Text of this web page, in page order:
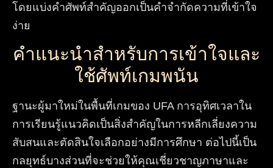
โดยแบ่งคำศัพท์สำคัญออกเป็นคำจำกัดความที่เข้าใจ
ง่าย
คำแนะนำสำหรับการเข้าใจและ
ใช้ศัพท์เกมพนัน
ฐานะผู้มาใหม่ในพื้นที่เกมของ UFA การอุทิศเวลาใน
การเรียนรู้แนวคิดเป็นสิ่งสำคัญในการหลีกเลี่ยงความ
สับสนและตัดสินใจเลือกอย่างมีการศึกษา ต่อไปนี้เป็น
กลยุทธ์บางส่วนที่จะช่วยให้คุณเชี่ยวชาญภาษาและ